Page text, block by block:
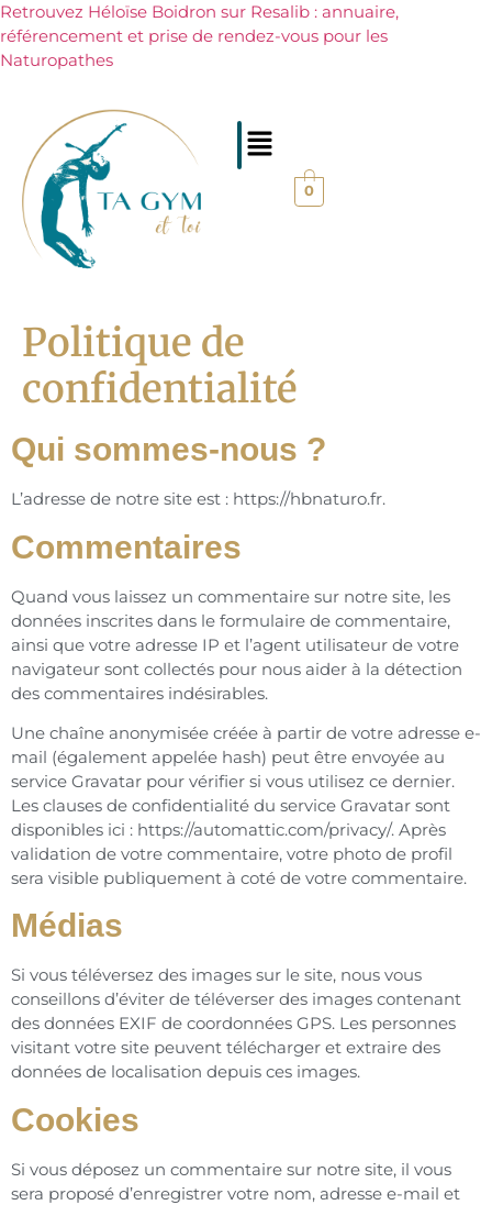
Retrouvez Héloïse Boidron sur Resalib : annuaire,
référencement et prise de rendez-vous pour les
Naturopathes
0
Politique de
confidentialité
Qui sommes-nous ?
L’adresse de notre site est : https://hbnaturo.fr.
Commentaires
Quand vous laissez un commentaire sur notre site, les
données inscrites dans le formulaire de commentaire,
ainsi que votre adresse IP et l’agent utilisateur de votre
navigateur sont collectés pour nous aider à la détection
des commentaires indésirables.
Une chaîne anonymisée créée à partir de votre adresse e-
mail (également appelée hash) peut être envoyée au
service Gravatar pour vérifier si vous utilisez ce dernier.
Les clauses de confidentialité du service Gravatar sont
disponibles ici : https://automattic.com/privacy/. Après
validation de votre commentaire, votre photo de profil
sera visible publiquement à coté de votre commentaire.
Médias
Si vous téléversez des images sur le site, nous vous
conseillons d’éviter de téléverser des images contenant
des données EXIF de coordonnées GPS. Les personnes
visitant votre site peuvent télécharger et extraire des
données de localisation depuis ces images.
Cookies
Si vous déposez un commentaire sur notre site, il vous
sera proposé d’enregistrer votre nom, adresse e-mail et